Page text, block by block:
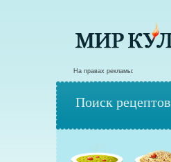
На правах рекламы:
Поиск рецептов